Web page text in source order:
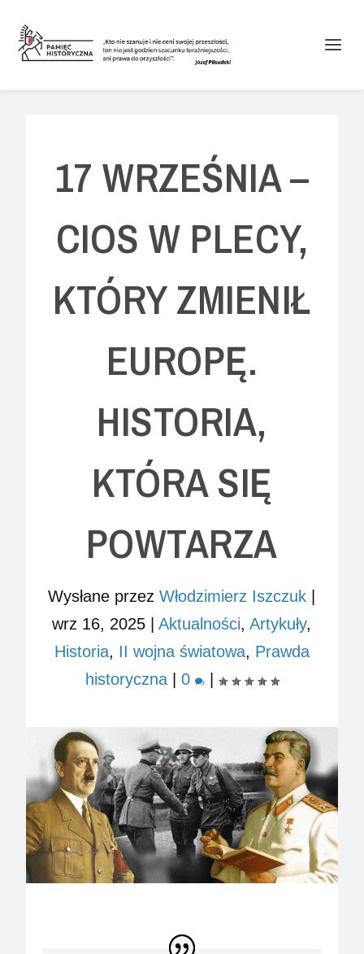
17 WRZEŚNIA –
CIOS W PLECY,
KTÓRY ZMIENIŁ
EUROPĘ.
HISTORIA,
KTÓRA SIĘ
POWTARZA
Wysłane przezWłodzimierz Iszczuk
wrz 16, 2025 |Aktualności,Artykuły,
Historia, II wojna światowa, Prawda
historyczna| 0 |